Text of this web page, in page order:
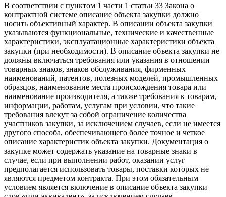
В соответствии с пунктом 1 части 1 статьи 33 Закона о
контрактной системе описание объекта закупки должно
носить объективный характер. В описании объекта закупки
указываются функциональные, технические и качественные
характеристики, эксплуатационные характеристики объекта
закупки (при необходимости). В описание объекта закупки не
должны включаться требования или указания в отношении
товарных знаков, знаков обслуживания, фирменных
наименований, патентов, полезных моделей, промышленных
образцов, наименование места происхождения товара или
наименование производителя, а также требования к товарам,
информации, работам, услугам при условии, что такие
требования влекут за собой ограничение количества
участников закупки, за исключением случаев, если не имеется
другого способа, обеспечивающего более точное и четкое
описание характеристик объекта закупки. Документация о
закупке может содержать указание на товарные знаки в
случае, если при выполнении работ, оказании услуг
предполагается использовать товары, поставки которых не
являются предметом контракта. При этом обязательным
условием является включение в описание объекта закупки